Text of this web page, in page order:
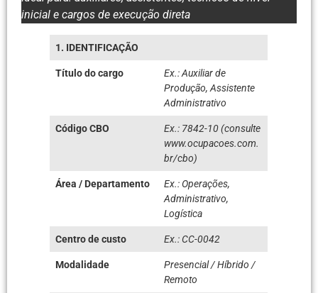
inicial e cargos de execução direta
1. IDENTIFICAÇÃO
Título do cargo
Ex.: Auxiliar de
Produção, Assistente
Administrativo
Código CBO
Ex.: 7842-10 (consulte
www.ocupacoes.com.
br/cbo)
Área / Departamento
Ex.: Operações,
Administrativo,
Logística
Centro de custo Ex.: CC-0042
Modalidade
Presencial / Híbrido /
Remoto